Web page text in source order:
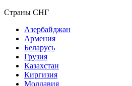
Страны СНГ
Азербайджан
Армения
Беларусь
Грузия
Казахстан
Киргизия
Молдавия